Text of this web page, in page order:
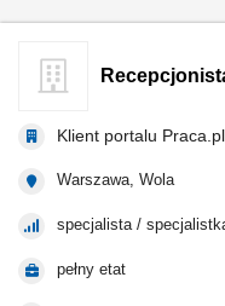
Klient portalu Praca.pl
Warszawa, Wola
specjalista /
pełny etat